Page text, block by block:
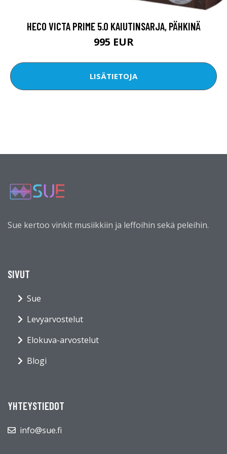
HECO VICTA PRIME 5.0 KAIUTINSARJA, PÄHKINÄ
995 EUR
LISÄTIETOJA
Sue kertoo vinkit musiikkiin ja leffoihin sekä peleihin.
SIVUT
Sue
Levyarvostelut
Elokuva-arvostelut
Blogi
YHTEYSTIEDOT
info@sue.fi